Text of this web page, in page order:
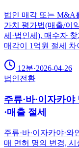
법인 매각 또는 M&A
가치 평가법(매출/이
세·법인세), 매수자
매각이 1억원 절세
12분·2026-04-26
법인전환
주류·바·이자카
·매출 절세
주류·바·이자카야·
매 면허 명의 변경,